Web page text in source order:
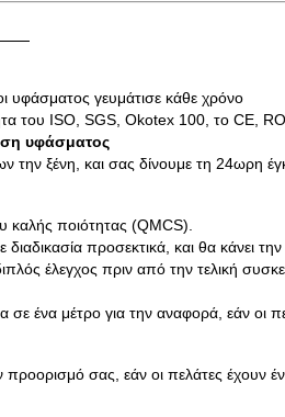
υφάσματος γευμάτισε κάθε χρόνο
του ISO, SGS, Okotex 100, το CE,
υφάσματος
και σας δίνουμε τη 24ωρη
καλής ποιότητας (QMCS).
προσεκτικά, και θα κάνει
έλεγχος πριν από την τελική
ένα μέτρο για την αναφορά, εάν οι
σας, εάν οι πελάτες έχουν